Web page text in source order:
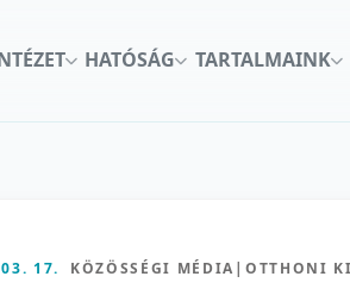
HATÓSÁG TARTALMAINK
17. KÖZÖSSÉGI MÉDIA | OTTHONI